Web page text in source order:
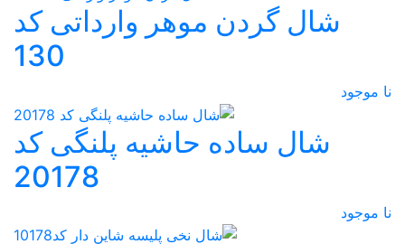
شال گردن موهر وارداتی کد
130
نا موجود
شال ساده حاشیه پلنگی کد
20178
نا موجود